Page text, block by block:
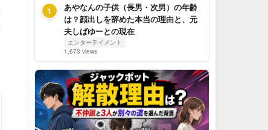
1
あやなんの子供（長男・次男）の年齢
は？顔出しを辞めた本当の理由と、元
夫しばゆーとの現在
エンターテイメント
1,673 views